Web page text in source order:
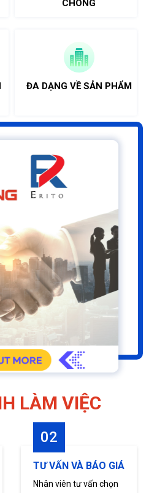
CHÓNG
ĐA DẠNG VỀ SẢN PHẨM
LÀM VIỆC
02
TƯ VẤN VÀ BÁO GIÁ
Nhân viên tư vấn chọn